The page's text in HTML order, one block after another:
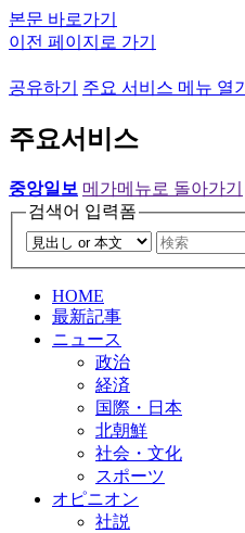
본문 바로가기
이전 페이지로 가기
공유하기 주요 서비스 메뉴 열기
주요서비스
중앙일보 메가메뉴로 돌아가기
검색어 입력폼
HOME
最新記事
ニュース
政治
経済
国際・日本
北朝鮮
社会・文化
スポーツ
オピニオン
社説